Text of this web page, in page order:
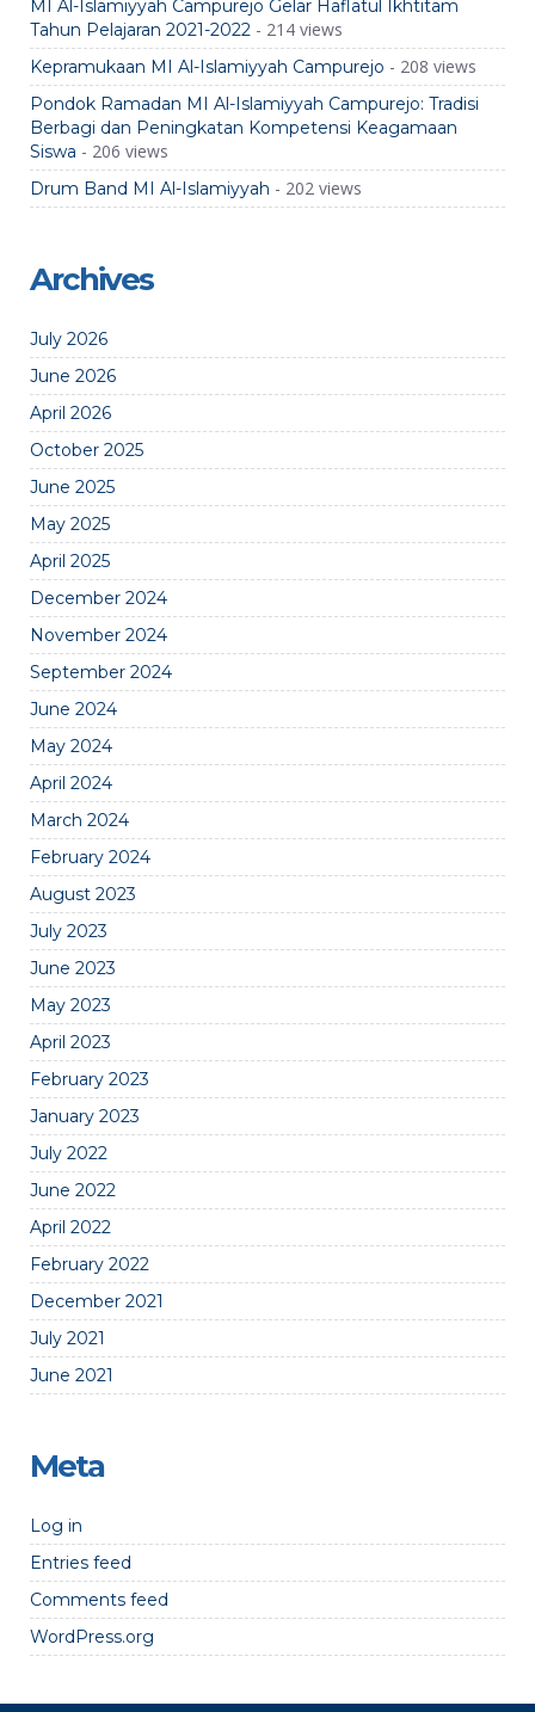
MI Al-Islamiyyah Campurejo Gelar Haflatul Ikhtitam
Tahun Pelajaran 2021-2022 - 214 views
Kepramukaan MI Al-Islamiyyah Campurejo - 208 views
Pondok Ramadan MI Al-Islamiyyah Campurejo: Tradisi
Berbagi dan Peningkatan Kompetensi Keagamaan
Siswa - 206 views
Drum Band MI Al-Islamiyyah - 202 views
Archives
July 2026
June 2026
April 2026
October 2025
June 2025
May 2025
April 2025
December 2024
November 2024
September 2024
June 2024
May 2024
April 2024
March 2024
February 2024
August 2023
July 2023
June 2023
May 2023
April 2023
February 2023
January 2023
July 2022
June 2022
April 2022
February 2022
December 2021
July 2021
June 2021
Meta
Log in
Entries feed
Comments feed
WordPress.org